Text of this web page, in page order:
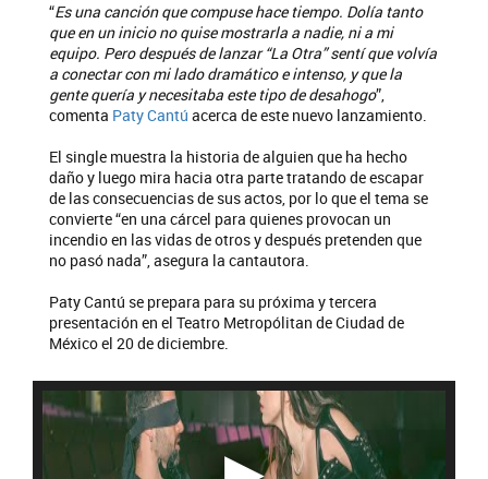
“Es una canción que compuse hace tiempo. Dolía tanto
que en un inicio no quise mostrarla a nadie, ni a mi
equipo. Pero después de lanzar “La Otra” sentí que volvía
a conectar con mi lado dramático e intenso, y que la
gente quería y necesitaba este tipo de desahogo”,
comenta Paty Cantú acerca de este nuevo lanzamiento.
El single muestra la historia de alguien que ha hecho
daño y luego mira hacia otra parte tratando de escapar
de las consecuencias de sus actos, por lo que el tema se
convierte “en una cárcel para quienes provocan un
incendio en las vidas de otros y después pretenden que
no pasó nada”, asegura la cantautora.
Paty Cantú se prepara para su próxima y tercera
presentación en el Teatro Metropólitan de Ciudad de
México el 20 de diciembre.